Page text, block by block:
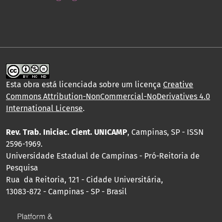
Esta obra está licenciada sobre um licença Creative
Commons Attribution-NonCommercial-NoDerivatives 4.0
International License.
Rev. Trab. Iniciac. Cient. UNICAMP, Campinas, SP - ISSN
2596-1969.
Universidade Estadual de Campinas - Pró-Reitoria de
Pesquisa
Rua da Reitoria, 121 - Cidade Universitária,
13083-872 - Campinas - SP - Brasil